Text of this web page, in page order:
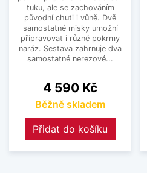
tuku, ale se zachováním
původní chuti i vůně. Dvě
samostatné misky umožní
připravovat i různé pokrmy
naráz. Sestava zahrnuje dva
samostatné nerezové...
Cena
4 590 Kč
Běžně skladem
Přidat do košíku